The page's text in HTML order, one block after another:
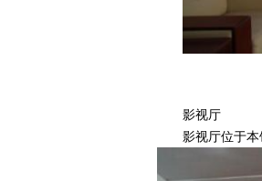
影视厅
影视厅位于